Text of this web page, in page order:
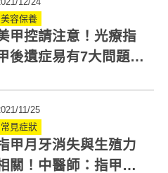
美容保養
甲控請注意！光療指
後遺症易有7大問題！
11/25
常見症狀
甲月牙消失與生殖力
關！中醫師：指甲形